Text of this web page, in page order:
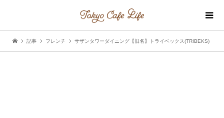
記事 フレンチ サザンタワーダイニング【旧名】トライベックス(TRIBEKS)